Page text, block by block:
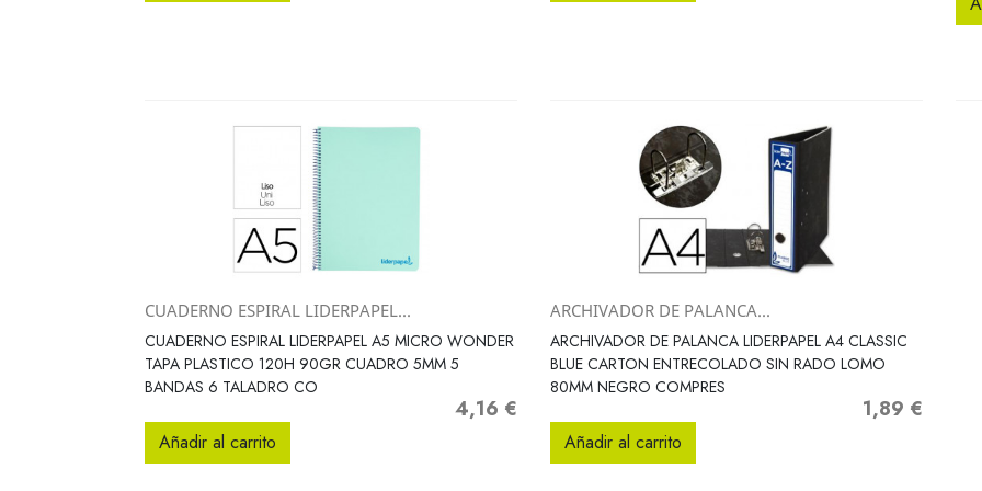
Vista rápida
CUADERNO ESPIRAL LIDERPAPEL...
CUADERNO ESPIRAL LIDERPAPEL A5 MICRO WONDER
TAPA PLASTICO 120H 90GR CUADRO 5MM 5
BANDAS 6 TALADRO CO
Precio
4,16 €
Añadir al carrito
 Vista rápida
ARCHIVADOR DE PALANCA...
ARCHIVADOR DE PALANCA LIDERPAPEL A4 CLASSIC
BLUE CARTON ENTRECOLADO SIN RADO LOMO
80MM NEGRO COMPRES
Precio
1,89 €
Añadir al carrito